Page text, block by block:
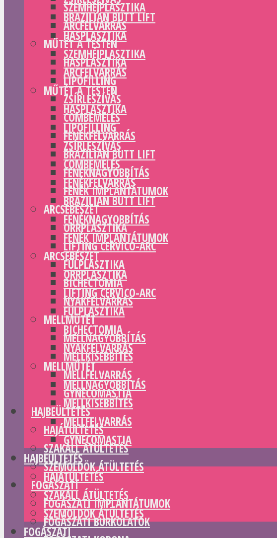
SZEMHÉJPLASZTIKA
ARCFELVARRÁS
MŰTÉT A TESTEN
HASPLASZTIKA
LIPOFILLING
ZSÍRLESZÍVÁS
COMBEMELÉS
FENÉKFELVARRÁS
BRAZILIAN BUTT LIFT
FENÉKNAGYOBBÍTÁS
FENÉK IMPLANTÁTUMOK
ARCSEBÉSZET
ORRPLASZTIKA
LIFTING CERVICO-ARC
FÜLPLASZTIKA
BICHECTOMIA
NYAKFELVARRÁS
MELLMŰTÉT
MELLNAGYOBBÍTÁS
MELLKISEBBÍTÉS
MELLFELVARRÁS
GYNECOMASTIA
HAJBEÜLTETÉS
HAJÁTÜLTETÉS
SZAKÁLL ÁTÜLTETÉS
SZEMÖLDÖK ÁTÜLTETÉS
FOGÁSZATI
FOGÁSZATI IMPLANTÁTUMOK
FOGÁSZATI BURKOLATOK
BRAZILIAN BUTT LIFT
HASPLASZTIKA
SZEMHÉJPLASZTIKA
ARCFELVARRÁS
MŰTÉT A TESTEN
HASPLASZTIKA
LIPOFILLING
ZSÍRLESZÍVÁS
COMBEMELÉS
FENÉKFELVARRÁS
BRAZILIAN BUTT LIFT
FENÉKNAGYOBBÍTÁS
FENÉK IMPLANTÁTUMOK
ARCSEBÉSZET
ORRPLASZTIKA
LIFTING CERVICO-ARC
FÜLPLASZTIKA
BICHECTOMIA
NYAKFELVARRÁS
MELLMŰTÉT
MELLNAGYOBBÍTÁS
MELLKISEBBÍTÉS
MELLFELVARRÁS
GYNECOMASTIA
HAJBEÜLTETÉS
HAJÁTÜLTETÉS
SZAKÁLL ÁTÜLTETÉS
SZEMÖLDÖK ÁTÜLTETÉS
FOGÁSZATI